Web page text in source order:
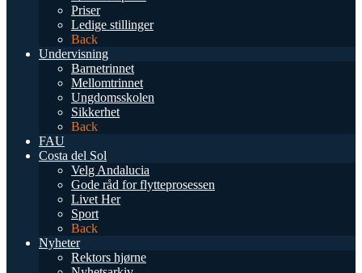
Priser
Ledige stillinger
Back
Undervisning
Barnetrinnet
Mellomtrinnet
Ungdomsskolen
Sikkerhet
Back
FAU
Costa del Sol
Velg Andalucia
Gode råd for flytteprosessen
Livet Her
Sport
Back
Nyheter
Rektors hjørne